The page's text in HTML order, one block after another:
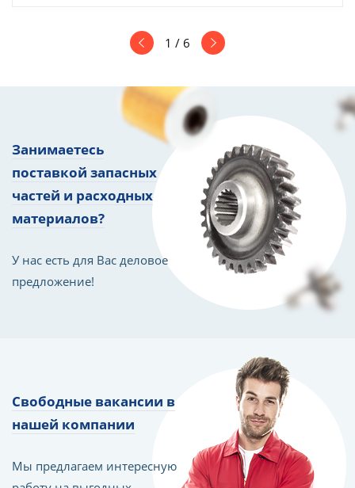
1 / 6
Занимаетесь
поставкой запасных
частей и расходных
материалов?
У нас есть для Вас деловое
предложение!
Свободные вакансии в
нашей компании
Мы предлагаем интересную